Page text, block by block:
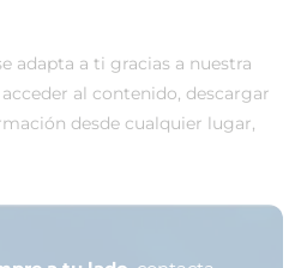
adapta a ti gracias a nuestra
al contenido, descargar
desde cualquier lugar,